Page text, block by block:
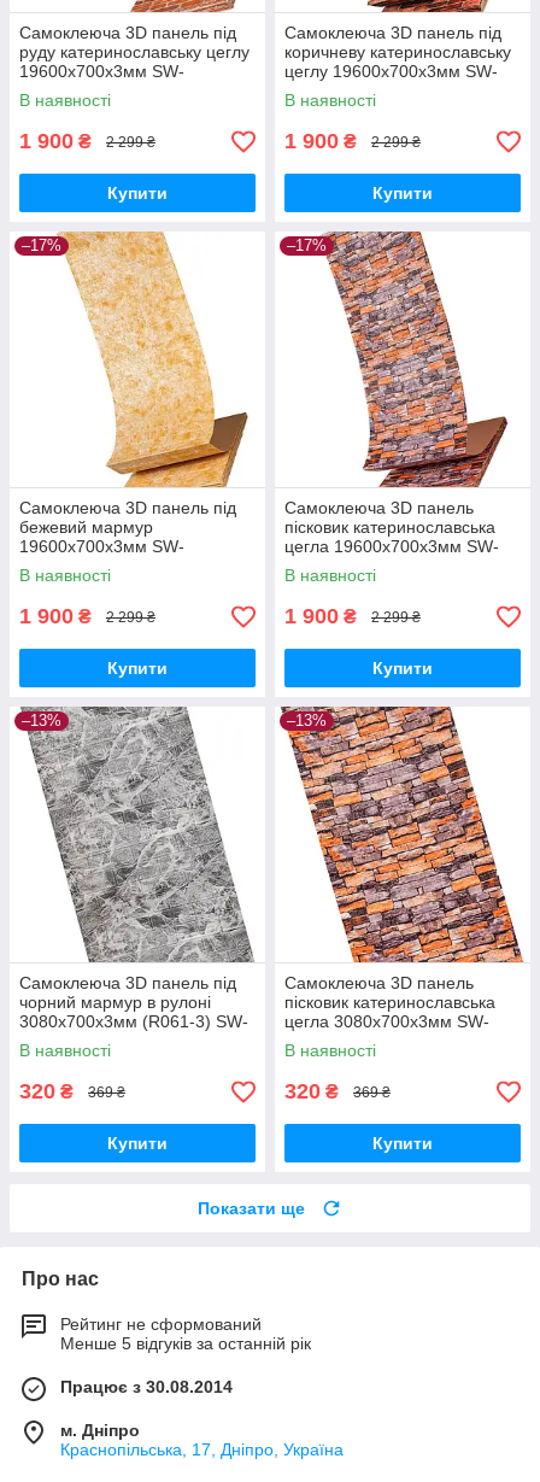
Самоклеюча 3D панель під
руду катеринославську цеглу
19600x700x3мм SW-
00001370
В наявності
1 900 ₴ 2 299 ₴
Купити
Самоклеюча 3D панель під
коричневу катеринославську
цеглу 19600x700x3мм SW-
00001469
В наявності
1 900 ₴ 2 299 ₴
Купити
–17%
Самоклеюча 3D панель під
бежевий мармур
19600x700x3мм SW-
00001473
В наявності
1 900 ₴ 2 299 ₴
Купити
–17%
Самоклеюча 3D панель
пісковик катеринославська
цегла 19600x700x3мм SW-
00001735
В наявності
1 900 ₴ 2 299 ₴
Купити
–13%
Самоклеюча 3D панель під
чорний мармур в рулоні
3080x700x3мм (R061-3) SW-
00001395
В наявності
320 ₴ 369 ₴
Купити
–13%
Самоклеюча 3D панель
пісковик катеринославська
цегла 3080x700x3мм SW-
00001763
В наявності
320 ₴ 369 ₴
Купити
Показати ще
Про нас
Рейтинг не сформований
Менше 5 відгуків за останній рік
Працює з 30.08.2014
м. Дніпро
Краснопільська, 17, Дніпро, Україна